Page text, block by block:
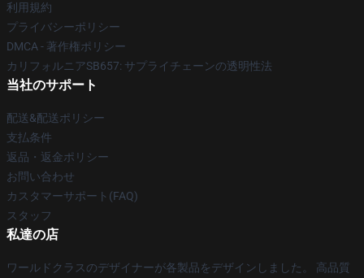
利用規約
プライバシーポリシー
DMCA - 著作権ポリシー
カリフォルニアSB657: サプライチェーンの透明性法
当社のサポート
配送&配送ポリシー
支払条件
返品・返金ポリシー
お問い合わせ
カスタマーサポート(FAQ)
スタッフ
私達の店
ワールドクラスのデザイナーが各製品をデザインしました。 高品質